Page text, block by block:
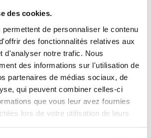
des cookies.
de personnaliser le contenu
des fonctionnalités relatives aux
d'analyser notre trafic. Nous
des informations sur l'utilisation de
partenaires de médias sociaux, de
qui peuvent combiner celles-ci
que vous leur avez fournies
lors de votre utilisation de leurs
INFORMATION
Normes de sécurité
ce qu'une norme ?
Que sont les EPI ?
personnaliser les vêtements
chez HAVEP ?